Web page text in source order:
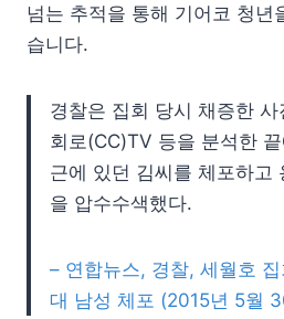
넘는 추적을 통해 기어코 청년
습니다.
경찰은 집회 당시 채증한
회로(CC)TV 등을 분석한
근에 있던 김씨를 체포하고
을 압수수색했다.
– 연합뉴스, 경찰, 세월호
대 남성 체포 (2015년 5월